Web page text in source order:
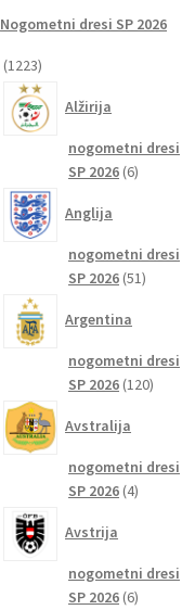
Nogometni dresi SP 2026
12231223
izdelkov
Alžirija
nogometni dresi
SP 2026 66
Anglija
nogometni dresi
SP 2026 5151
Argentina
nogometni dresi
SP 2026 120120
Avstralija
nogometni dresi
SP 2026 44
Avstrija
nogometni dresi
SP 2026 66